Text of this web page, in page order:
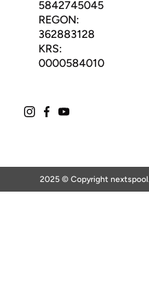
5842745045
REGON:
362883128
KRS:
0000584010